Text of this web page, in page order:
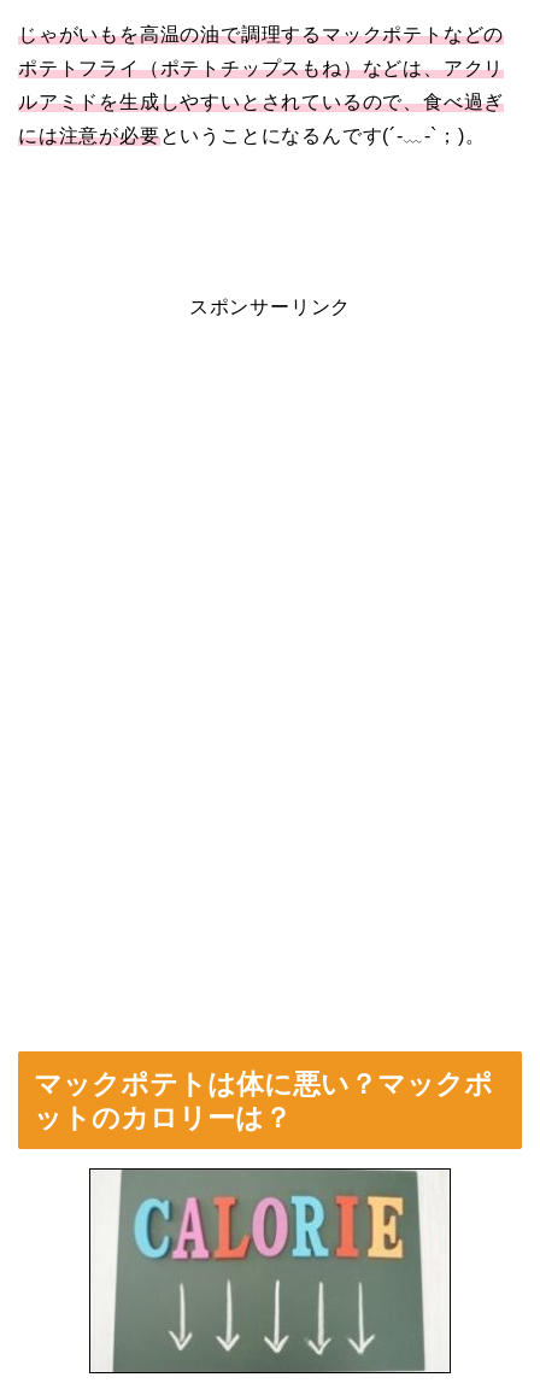
じゃがいもを高温の油で調理するマックポテトなどの
ポテトフライ（ポテトチップスもね）などは、アクリ
ルアミドを生成しやすいとされているので、食べ過ぎ
には注意が必要ということになるんです(´-﹏-`；)。
スポンサーリンク
マックポテトは体に悪い？マックポ
ットのカロリーは？